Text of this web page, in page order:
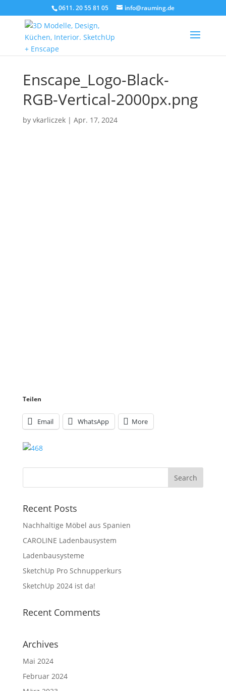
0611. 20 55 81 05 info@rauming.de
Enscape_Logo-Black-
RGB-Vertical-2000px.png
by vkarliczek| Apr. 17, 2024
Teilen
Email WhatsApp More
Recent Posts
Nachhaltige Möbel aus Spanien
CAROLINE Ladenbausystem
Ladenbausysteme
SketchUp Pro Schnupperkurs
SketchUp 2024 ist da!
Recent Comments
Archives
Mai 2024
Februar 2024